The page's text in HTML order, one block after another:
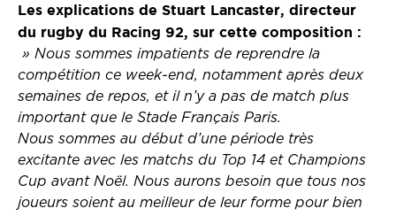
Les explications de Stuart Lancaster, directeur
du rugby du Racing 92, sur cette composition :
» Nous sommes impatients de reprendre la
compétition ce week-end, notamment après deux
semaines de repos, et il n’y a pas de match plus
important que le Stade Français Paris.
Nous sommes au début d’une période très
excitante avec les matchs du Top 14 et Champions
Cup avant Noël. Nous aurons besoin que tous nos
joueurs soient au meilleur de leur forme pour bien